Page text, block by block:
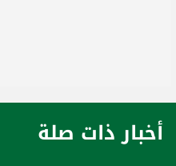
أخبار ذات صلة